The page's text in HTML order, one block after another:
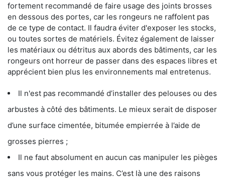
fortement recommandé de faire usage des joints brosses
en dessous des portes, car les rongeurs ne raffolent pas
de ce type de contact. Il faudra éviter d'exposer les stocks,
ou toutes sortes de matériels. Évitez également de laisser
les matériaux ou détritus aux abords des bâtiments, car les
rongeurs ont horreur de passer dans des espaces libres et
apprécient bien plus les environnements mal entretenus.
Il n'est pas recommandé d’installer des pelouses ou des
arbustes à côté des bâtiments. Le mieux serait de disposer
d’une surface cimentée, bitumée empierrée à l’aide de
grosses pierres ;
Il ne faut absolument en aucun cas manipuler les pièges
sans vous protéger les mains. C’est là une des raisons